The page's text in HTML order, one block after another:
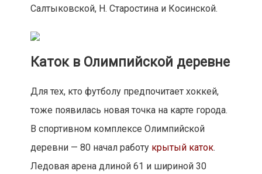
Салтыковской, Н. Старостина и Косинской.
Каток в Олимпийской деревне
Для тех, кто футболу предпочитает хоккей,
тоже появилась новая точка на карте города.
В спортивном комплексе Олимпийской
деревни — 80 начал работу крытый каток.
Ледовая арена длиной 61 и шириной 30